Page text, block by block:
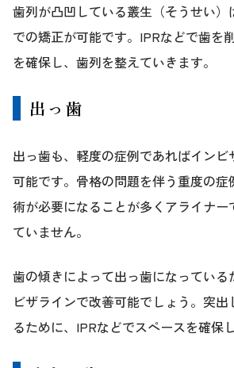
歯列が凸凹している叢生（そうせい）
での矯正が可能です。IPRなどで歯を
を確保し、歯列を整えていきます。
出っ歯
出っ歯も、軽度の症例であればイン
可能です。骨格の問題を伴う重度の
術が必要になることが多くアライナー
ていません。
歯の傾きによって出っ歯になっている
ビザラインで改善可能でしょう。突
るために、IPRなどでスペースを確保し